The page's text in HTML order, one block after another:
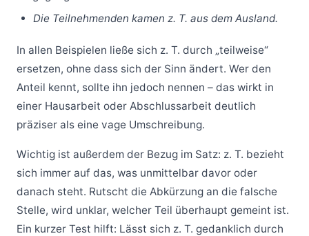
Die Teilnehmenden kamen z. T. aus dem Ausland.
In allen Beispielen ließe sich z. T. durch „teilweise“
ersetzen, ohne dass sich der Sinn ändert. Wer den
Anteil kennt, sollte ihn jedoch nennen – das wirkt in
einer Hausarbeit oder Abschlussarbeit deutlich
präziser als eine vage Umschreibung.
Wichtig ist außerdem der Bezug im Satz: z. T. bezieht
sich immer auf das, was unmittelbar davor oder
danach steht. Rutscht die Abkürzung an die falsche
Stelle, wird unklar, welcher Teil überhaupt gemeint ist.
Ein kurzer Test hilft: Lässt sich z. T. gedanklich durch